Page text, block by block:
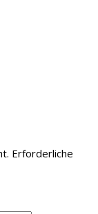
Erforderliche